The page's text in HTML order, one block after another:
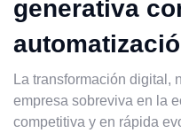
generativa
La transformación digital,
empresa sobreviva en la
competitiva y en rápida